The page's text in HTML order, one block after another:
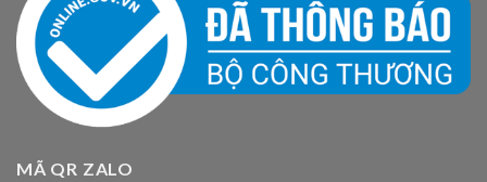
MÃ QR ZALO